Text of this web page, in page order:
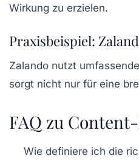
Wirkung zu erzielen.
Praxisbeispiel:
Zalando nutzt
sorgt nicht nur für eine
FAQ zu
Wie definiere ich die